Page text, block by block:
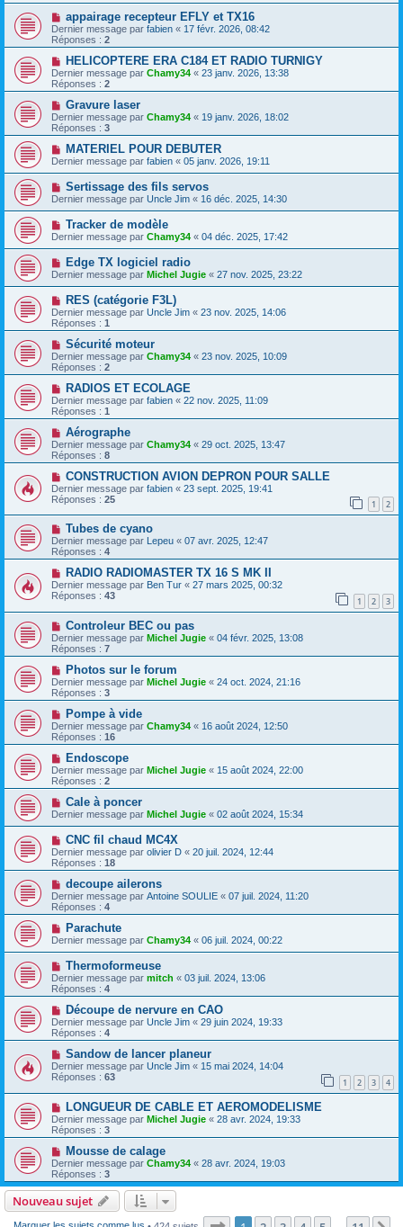
appairage recepteur EFLY et TX16
Dernier message par fabien « 17 févr. 2026, 08:42
Réponses : 2
HELICOPTERE ERA C184 ET RADIO TURNIGY
Dernier message par Chamy34 « 23 janv. 2026, 13:38
Réponses : 2
Gravure laser
Dernier message par Chamy34 « 19 janv. 2026, 18:02
Réponses : 3
MATERIEL POUR DEBUTER
Dernier message par fabien « 05 janv. 2026, 19:11
Sertissage des fils servos
Dernier message par Uncle Jim « 16 déc. 2025, 14:30
Tracker de modèle
Dernier message par Chamy34 « 04 déc. 2025, 17:42
Edge TX logiciel radio
Dernier message par Michel Jugie « 27 nov. 2025, 23:22
RES (catégorie F3L)
Dernier message par Uncle Jim « 23 nov. 2025, 14:06
Réponses : 1
Sécurité moteur
Dernier message par Chamy34 « 23 nov. 2025, 10:09
Réponses : 2
RADIOS ET ECOLAGE
Dernier message par fabien « 22 nov. 2025, 11:09
Réponses : 1
Aérographe
Dernier message par Chamy34 « 29 oct. 2025, 13:47
Réponses : 8
CONSTRUCTION AVION DEPRON POUR SALLE
Dernier message par fabien « 23 sept. 2025, 19:41
Réponses : 25 1 2
Tubes de cyano
Dernier message par Lepeu « 07 avr. 2025, 12:47
Réponses : 4
RADIO RADIOMASTER TX 16 S MK II
Dernier message par Ben Tur « 27 mars 2025, 00:32
Réponses : 43 1 2 3
Controleur BEC ou pas
Dernier message par Michel Jugie « 04 févr. 2025, 13:08
Réponses : 7
Photos sur le forum
Dernier message par Michel Jugie « 24 oct. 2024, 21:16
Réponses : 3
Pompe à vide
Dernier message par Chamy34 « 16 août 2024, 12:50
Réponses : 16
Endoscope
Dernier message par Michel Jugie « 15 août 2024, 22:00
Réponses : 2
Cale à poncer
Dernier message par Michel Jugie « 02 août 2024, 15:34
CNC fil chaud MC4X
Dernier message par olivier D « 20 juil. 2024, 12:44
Réponses : 18
decoupe ailerons
Dernier message par Antoine SOULIE « 07 juil. 2024, 11:20
Réponses : 4
Parachute
Dernier message par Chamy34 « 06 juil. 2024, 00:22
Thermoformeuse
Dernier message par mitch « 03 juil. 2024, 13:06
Réponses : 4
Découpe de nervure en CAO
Dernier message par Uncle Jim « 29 juin 2024, 19:33
Réponses : 4
Sandow de lancer planeur
Dernier message par Uncle Jim « 15 mai 2024, 14:04
Réponses : 63 1 2 3 4
LONGUEUR DE CABLE ET AEROMODELISME
Dernier message par Michel Jugie « 28 avr. 2024, 19:33
Réponses : 3
Mousse de calage
Dernier message par Chamy34 « 28 avr. 2024, 19:03
Réponses : 3
Nouveau sujet